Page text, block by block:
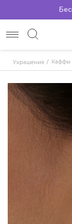
Украшения Каффы